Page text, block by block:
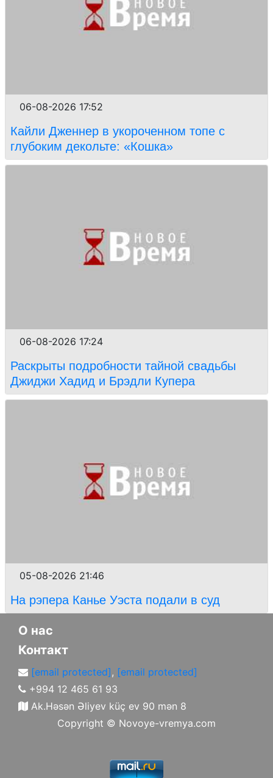
06-08-2026 17:52
Кайли Дженнер в укороченном топе с
глубоким декольте: «Кошка»
06-08-2026 17:24
Раскрыты подробности тайной свадьбы
Джиджи Хадид и Брэдли Купера
05-08-2026 21:46
На рэпера Канье Уэста подали в суд
О нас
Контакт
[email protected], [email protected]
+994 12 465 61 93
Ak.Həsən Əliyev küç ev 90 mən 8
Copyright © Novoye-vremya.com